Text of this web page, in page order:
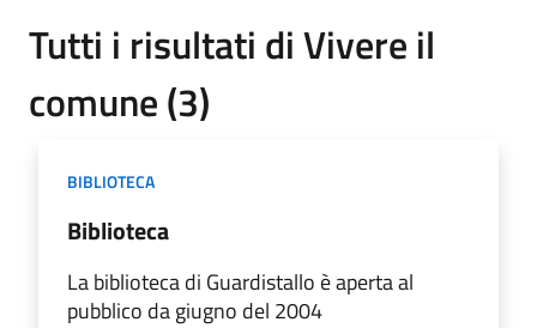
Tutti i risultati di Vivere il
comune (3)
BIBLIOTECA
Biblioteca
La biblioteca di Guardistallo è aperta al
pubblico da giugno del 2004